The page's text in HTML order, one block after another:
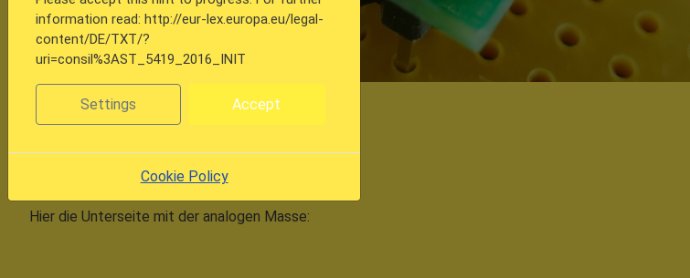
Hier die Unterseite mit der analogen Masse:
information read: http://eur-lex.europa.eu/legal-
content/DE/TXT/?
uri=consil%3AST_5419_2016_INIT
Settings Accept
Cookie Policy